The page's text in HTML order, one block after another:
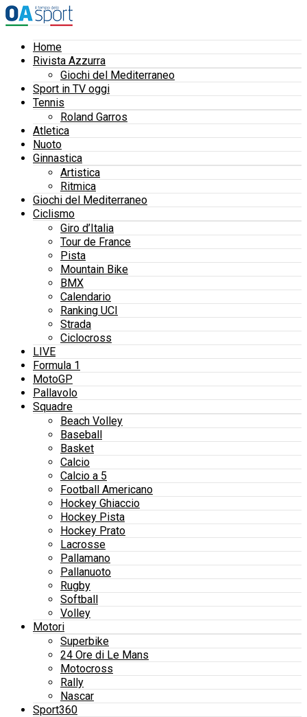
Home
Rivista Azzurra
Giochi del Mediterraneo
Sport in TV oggi
Tennis
Roland Garros
Atletica
Nuoto
Ginnastica
Artistica
Ritmica
Giochi del Mediterraneo
Ciclismo
Giro d’Italia
Tour de France
Pista
Mountain Bike
BMX
Calendario
Ranking UCI
Strada
Ciclocross
LIVE
Formula 1
MotoGP
Pallavolo
Squadre
Beach Volley
Baseball
Basket
Calcio
Calcio a 5
Football Americano
Hockey Ghiaccio
Hockey Pista
Hockey Prato
Lacrosse
Pallamano
Pallanuoto
Rugby
Softball
Volley
Motori
Superbike
24 Ore di Le Mans
Motocross
Rally
Nascar
Sport360